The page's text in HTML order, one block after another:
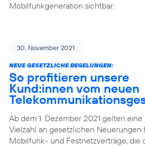
Mobilfunkgeneration sichtbar.
30. November 2021
NEUE GESETZLICHE REGELUNGEN:
So profitieren unsere
Kund:innen vom neuen
Ab dem 1. Dezember 2021 gelten eine
Vielzahl an gesetzlichen Neuerungen
Mobilfunk- und Festnetzverträge, die